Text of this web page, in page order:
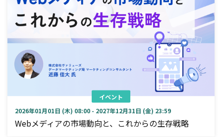
イベント
2026年01月01日 (木) 08:00 - 2027年12月31日 (金) 23:59
Webメディアの市場動向と、これからの生存戦略